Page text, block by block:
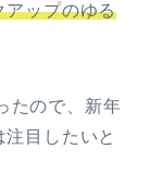
アップのゆる
たので、新年
目したいと